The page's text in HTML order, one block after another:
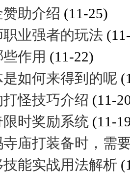
助介绍 (11-25)
业强者的玩法
作用 (11-22)
如何来得到的呢
怪技巧介绍 (11-
时奖励系统 (11-
庙打装备时，需
能实战用法解析